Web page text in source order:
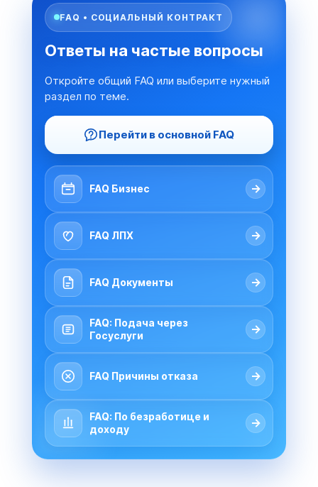
FAQ • СОЦИАЛЬНЫЙ КОНТРАКТ
Ответы на частые вопросы
Откройте общий FAQ или выберите нужный
раздел по теме.
Перейти в основной FAQ
FAQ Бизнес →
FAQ ЛПХ →
FAQ Документы →
FAQ: Подача через
Госуслуги
→
FAQ Причины отказа →
FAQ: По безработице и
доходу
→